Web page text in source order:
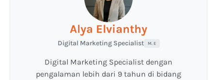
Alya Elvianthy
Digital Marketing Specialist M. E
Digital Marketing Specialist dengan
pengalaman lebih dari 9 tahun di bidang